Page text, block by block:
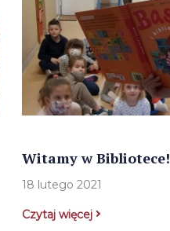
Witamy w Bibliotece!
18 lutego 2021
Czytaj więcej